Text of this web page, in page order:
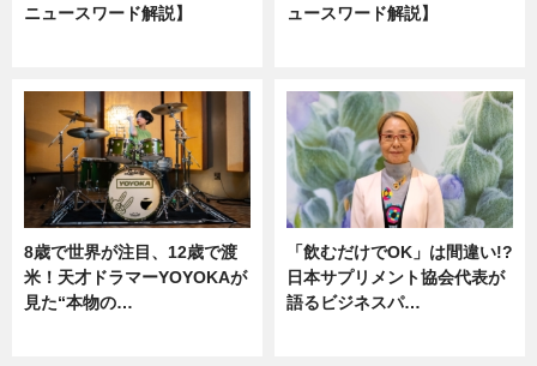
ニュースワード解説】
ュースワード解説】
8歳で世界が注目、12歳で渡
米！天才ドラマーYOYOKAが
見た“本物の…
「飲むだけでOK」は間違い!?
日本サプリメント協会代表が
語るビジネスパ…